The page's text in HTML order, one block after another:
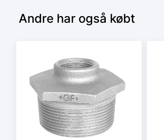
Andre har også købt